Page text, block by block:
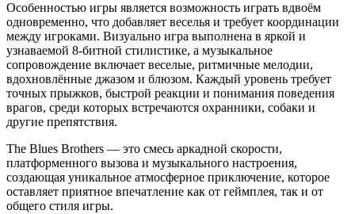
Особенностью игры является возможность играть вдвоём
одновременно, что добавляет веселья и требует координации
между игроками. Визуально игра выполнена в яркой и
узнаваемой 8-битной стилистике, а музыкальное
сопровождение включает веселые, ритмичные мелодии,
вдохновлённые джазом и блюзом. Каждый уровень требует
точных прыжков, быстрой реакции и понимания поведения
врагов, среди которых встречаются охранники, собаки и
другие препятствия.
The Blues Brothers — это смесь аркадной скорости,
платформенного вызова и музыкального настроения,
создающая уникальное атмосферное приключение, которое
оставляет приятное впечатление как от геймплея, так и от
общего стиля игры.